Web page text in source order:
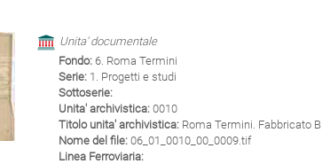
Unita' documentale
Fondo:6. Roma Termini
Serie:1. Progetti e studi
Sottoserie:
Unita' archivistica:0010
Titolo unita' archivistica:Roma Termini. Fabbricato B.
Nome del file:06_01_0010_00_0009.tif
Linea Ferroviaria: